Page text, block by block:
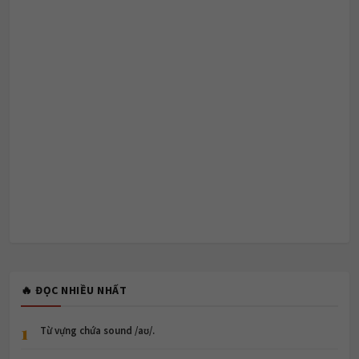
🔥 ĐỌC NHIỀU NHẤT
1 Từ vựng chứa sound /aʊ/.